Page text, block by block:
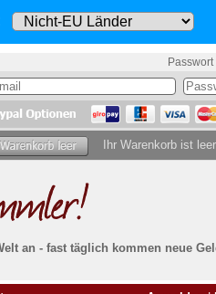
Ihr Warenkorb ist
an - fast täglich kommen neue